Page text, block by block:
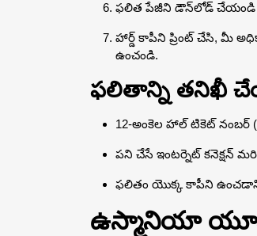
ఫలిత పేజీని డౌన్‌లోడ్ చేయండి
హార్డ్ కాపీని ప్రింట్ చేసి, మీ
ఉంచండి.
ఫలితాన్ని తనిఖీ
12-అంకెల హాల్ టికెట్ నంబర్
పని చేసే ఇంటర్నెట్ కనెక్షన్
ఫలితం యొక్క కాపీని
ఉస్మానియా